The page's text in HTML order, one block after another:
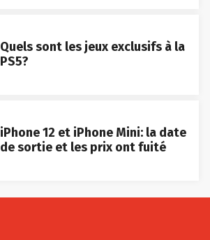
Quels sont les jeux exclusifs à la
PS5?
iPhone 12 et iPhone Mini: la date
de sortie et les prix ont fuité